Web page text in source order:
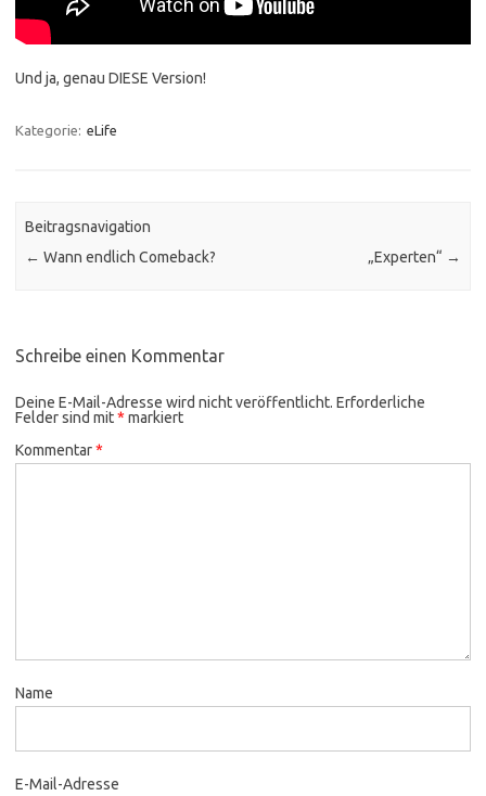
Und ja, genau DIESE Version!
Kategorie: eLife
Beitragsnavigation
← Wann endlich Comeback? „Experten“ →
Schreibe einen Kommentar
Deine E-Mail-Adresse wird nicht veröffentlicht. Erforderliche
Felder sind mit* markiert
Kommentar*
Name
E-Mail-Adresse